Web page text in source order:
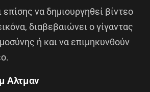
να δημιουργηθεί βίντεο
διαβεβαιώνει ο γίγαντας
ή και να επιμηκυνθούν
Αλτμαν